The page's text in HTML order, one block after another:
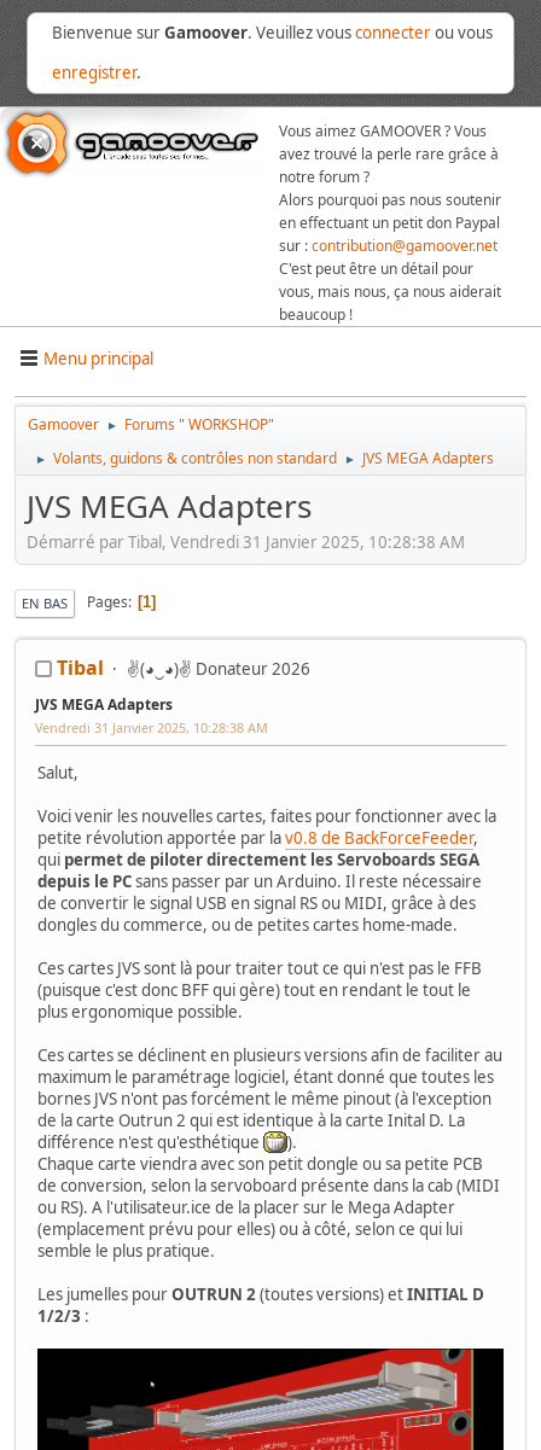
Bienvenue surGamoover. Veuillez vousconnecterou vous
enregistrer.
Vous aimez GAMOOVER ? Vous
avez trouvé la perle rare grâce à
notre forum ?
Alors pourquoi pas nous soutenir
en effectuant un petit don Paypal
sur :contribution@gamoover.net
C'est peut être un détail pour
vous, mais nous, ça nous aiderait
beaucoup !
Menu principal
Gamoover ► Forums " WORKSHOP"
► Volants, guidons & contrôles non standard ► JVS MEGA Adapters
JVS MEGA Adapters
Démarré par Tibal, Vendredi 31 Janvier 2025, 10:28:38 AM
EN BAS Pages 1
Tibal ✌(◕‿◕)✌ Donateur 2026
JVS MEGA Adapters
Vendredi 31 Janvier 2025, 10:28:38 AM
Salut,
Voici venir les nouvelles cartes, faites pour fonctionner avec la
petite révolution apportée par lav0.8 de BackForceFeeder,
qui permet de piloter directement les Servoboards SEGA
depuis le PCsans passer par un Arduino. Il reste nécessaire
de convertir le signal USB en signal RS ou MIDI, grâce à des
dongles du commerce, ou de petites cartes home-made.
Ces cartes JVS sont là pour traiter tout ce qui n'est pas le FFB
(puisque c'est donc BFF qui gère) tout en rendant le tout le
plus ergonomique possible.
Ces cartes se déclinent en plusieurs versions afin de faciliter au
maximum le paramétrage logiciel, étant donné que toutes les
bornes JVS n'ont pas forcément le même pinout (à l'exception
de la carte Outrun 2 qui est identique à la carte Inital D. La
différence n'est qu'esthétique
).
Chaque carte viendra avec son petit dongle ou sa petite PCB
de conversion, selon la servoboard présente dans la cab (MIDI
ou RS). A l'utilisateur.ice de la placer sur le Mega Adapter
(emplacement prévu pour elles) ou à côté, selon ce qui lui
semble le plus pratique.
Les jumelles pourOUTRUN 2(toutes versions) etINITIAL D
1/2/3 :